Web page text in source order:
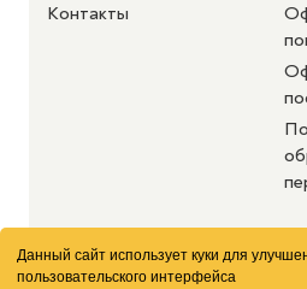
Данный сайт использует куки для
пользовательского интерфейса
Контакты